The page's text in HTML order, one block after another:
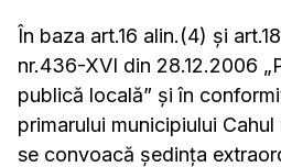
În baza art.16 alin.(4) şi
nr.436-XVI din 28.12.2006
publică locală” şi în
primarului municipiului Cahul
se convoacă ședința